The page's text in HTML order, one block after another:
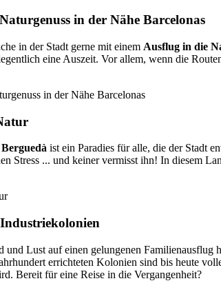
in der Nähe Barcelonas
in der Stadt gerne mit einem Ausflug in die
eine Auszeit. Vor allem, wenn die
Berguedà ist ein Paradies für alle, die der Stadt
Stress ... und keiner vermisst ihn! In diesem
und Lust auf einen gelungenen Familienausflug
errichteten Kolonien sind bis heute
Bereit für eine Reise in die Vergangenheit?